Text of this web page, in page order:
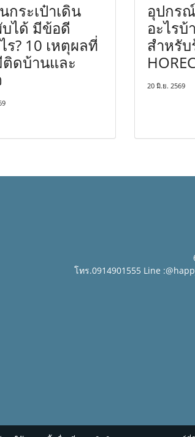
กระเป๋าเดิน
ได้ มีข้อดี
ร? 10 เหตุผลที่
ดบ้านและ
อุปกร
อะไรบ้
สำหรั
20 มิ.ย. 2569
โทร.0914901555 Line